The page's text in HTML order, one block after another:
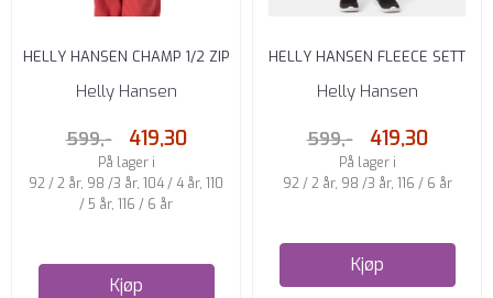
HELLY HANSEN CHAMP 1/2 ZIP
MIDLAYER SUNSET PINK ...
Helly Hansen
599,- 419,30
På lager i
92 / 2 år, 98 /3 år, 104 / 4 år, 110
/ 5 år, 116 / 6 år
Kjøp
HELLY HANSEN FLEECE SETT
POPPY RED
Helly Hansen
599,- 419,30
På lager i
92 / 2 år, 98 /3 år, 116 / 6 år
Kjøp